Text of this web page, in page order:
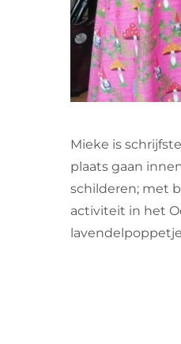
Mieke is
plaats gaan
schilderen; met
activiteit in het